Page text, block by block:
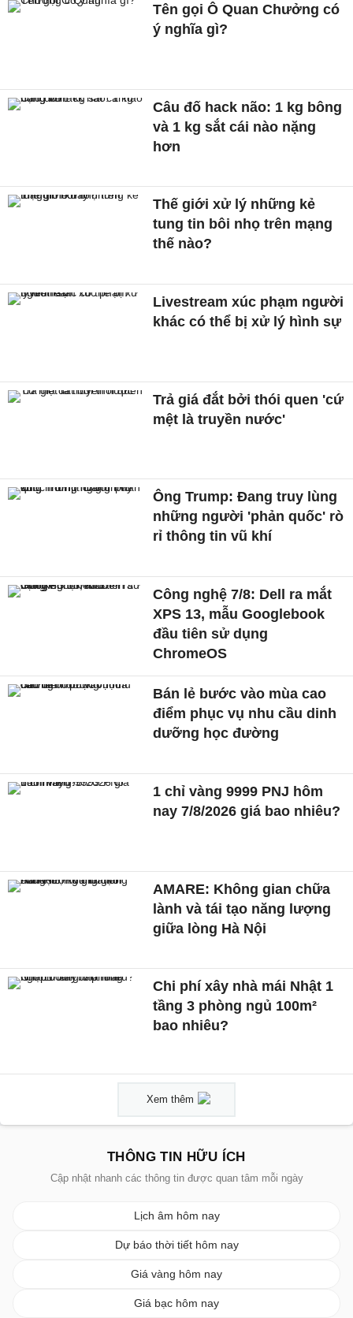
Tên gọi Ô Quan Chưởng có
ý nghĩa gì?
Câu đố hack não: 1 kg bông
và 1 kg sắt cái nào nặng
hơn
Thế giới xử lý những kẻ
tung tin bôi nhọ trên mạng
thế nào?
Livestream xúc phạm người
khác có thể bị xử lý hình sự
Trả giá đắt bởi thói quen 'cứ
mệt là truyền nước'
Ông Trump: Đang truy lùng
những người 'phản quốc' rò
rỉ thông tin vũ khí
Công nghệ 7/8: Dell ra mắt
XPS 13, mẫu Googlebook
đầu tiên sử dụng
ChromeOS
Bán lẻ bước vào mùa cao
điểm phục vụ nhu cầu dinh
dưỡng học đường
1 chỉ vàng 9999 PNJ hôm
nay 7/8/2026 giá bao nhiêu?
AMARE: Không gian chữa
lành và tái tạo năng lượng
giữa lòng Hà Nội
Chi phí xây nhà mái Nhật 1
tầng 3 phòng ngủ 100m²
bao nhiêu?
Xem thêm
THÔNG TIN HỮU ÍCH
Cập nhật nhanh các thông tin được quan tâm mỗi ngày
Lịch âm hôm nay
Dự báo thời tiết hôm nay
Giá vàng hôm nay
Giá bạc hôm nay